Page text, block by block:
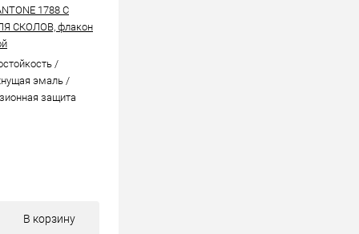
1788 C
СКОЛОВ, флакон
/
эмаль /
защита
В корзину